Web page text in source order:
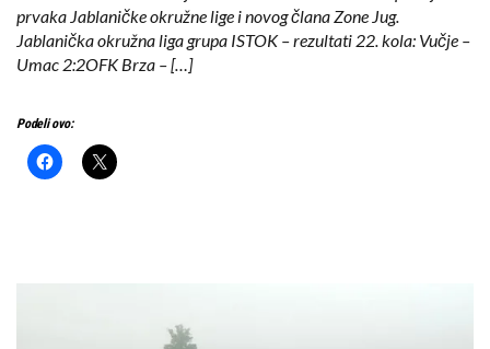
prvaka Jablaničke okružne lige i novog člana Zone Jug.
Jablanička okružna liga grupa ISTOK – rezultati 22. kola: Vučje –
Umac 2:2OFK Brza – […]
Podeli ovo: